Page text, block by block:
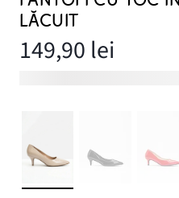
LĂCUIT
149,90 lei